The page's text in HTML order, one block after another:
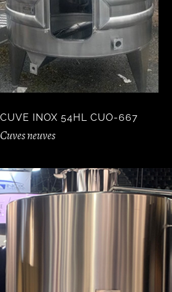
CUVE INOX 54HL CUO-667
Cuves neuves